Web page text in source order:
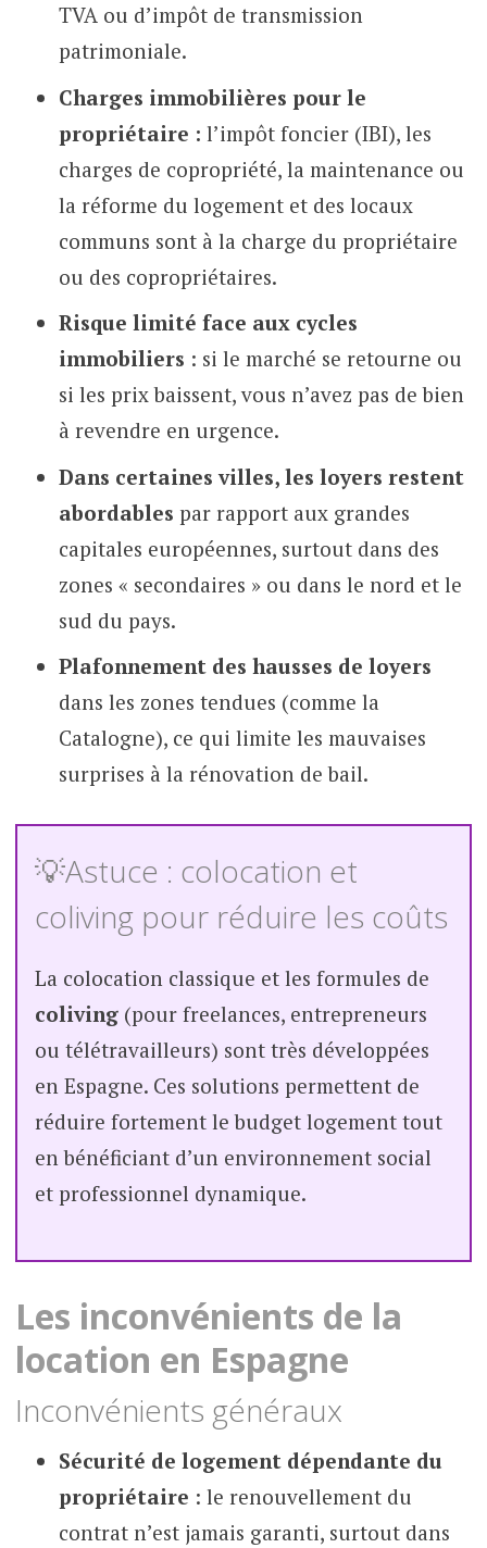
TVA ou d’impôt de transmission
patrimoniale.
Charges immobilières pour le
propriétaire : l’impôt foncier (IBI), les
charges de copropriété, la maintenance ou
la réforme du logement et des locaux
communs sont à la charge du propriétaire
ou des copropriétaires.
Risque limité face aux cycles
immobiliers : si le marché se retourne ou
si les prix baissent, vous n’avez pas de bien
à revendre en urgence.
Dans certaines villes, les loyers restent
abordables par rapport aux grandes
capitales européennes, surtout dans des
zones « secondaires » ou dans le nord et le
sud du pays.
Plafonnement des hausses de loyers
dans les zones tendues (comme la
Catalogne), ce qui limite les mauvaises
surprises à la rénovation de bail.
💡Astuce : colocation et
coliving pour réduire les coûts
La colocation classique et les formules de
coliving(pour freelances, entrepreneurs
ou télétravailleurs) sont très développées
en Espagne. Ces solutions permettent de
réduire fortement le budget logement tout
en bénéficiant d’un environnement social
et professionnel dynamique.
Les inconvénients de la
location en Espagne
Inconvénients généraux
Sécurité de logement dépendante du
propriétaire : le renouvellement du
contrat n’est jamais garanti, surtout dans